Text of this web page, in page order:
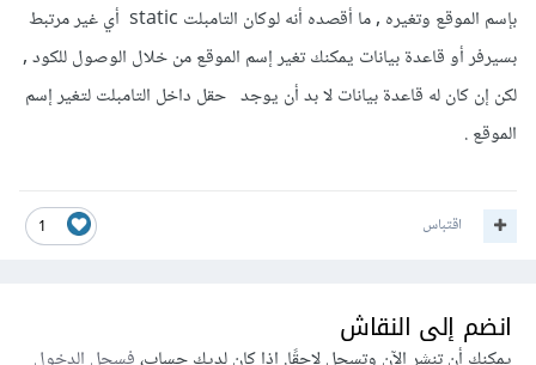
بإسم الموقع وتغيره , ما أقصده أنه لوكان التامبلت static أي غير مرتبط
بسيرفر أو قاعدة بيانات يمكنك تغير إسم الموقع من خلال الوصول للكود ,
لكن إن كان له قاعدة بيانات لا بد أن يوجد حقل داخل التامبلت لتغير إسم
الموقع .
1 اقتباس
انضم إلى النقاش